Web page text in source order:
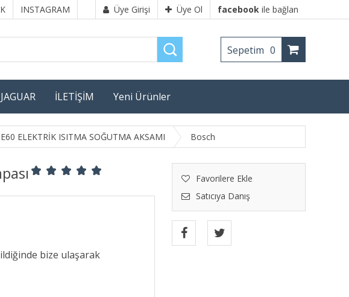
INSTAGRAM Üye Girişi Üye Ol facebook ile bağlan
Sepetim 0
JAGUAR İLETİŞİM Yeni Ürünler
ELEKTRİK ISITMA SOĞUTMA AKSAMI Bosch
Favorilere Ekle
Satıcıya Danış
bize ulaşarak